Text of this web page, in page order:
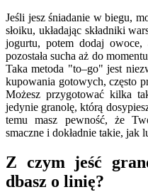
Jeśli jesz śniadanie w biegu,
słoiku, układając składniki
jogurtu, potem dodaj
pozostała sucha aż do
Taka metoda "to–go" jest
kupowania gotowych, często
Możesz przygotować kilka
jedynie granolę, którą
temu masz pewność, że
smaczne i dokładnie takie, jak
Z czym jeść
dbasz o linię?